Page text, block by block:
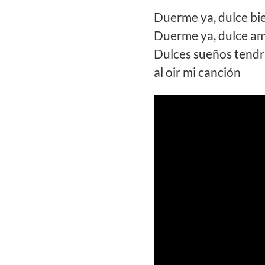
Duerme ya, dulce
Duerme ya, dulce
Dulces sueños
al oir mi canción